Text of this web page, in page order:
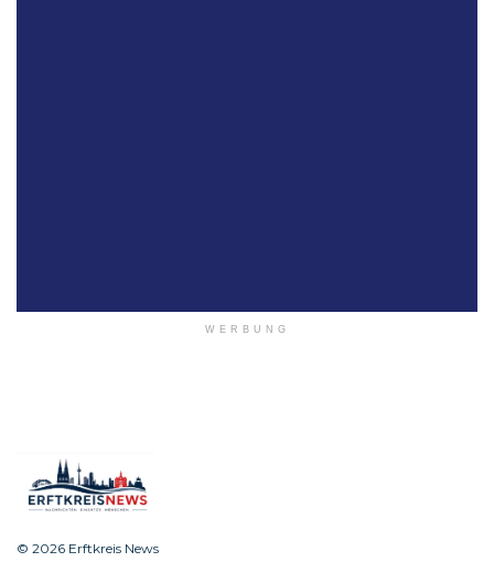
WERBUNG
© 2026 Erftkreis News